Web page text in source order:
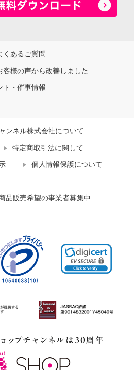
くあるご質問
客様の声から改善しました
ト・催事情報
ンネル株式会社について
特定商取引法に関して
個人情報保護について
品販売希望の事業者募集中